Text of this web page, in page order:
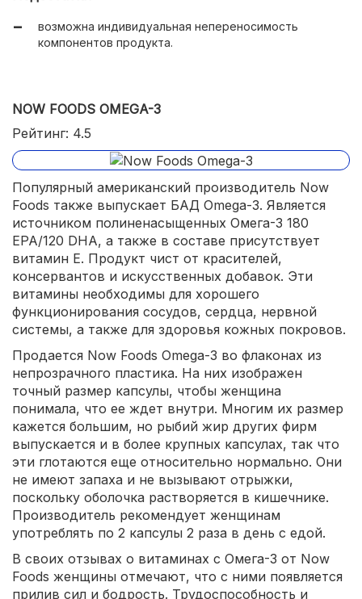
возможна индивидуальная непереносимость
компонентов продукта.
NOW FOODS OMEGA-3
Рейтинг: 4.5
Популярный американский производитель Now
Foods также выпускает БАД Omega-3. Является
источником полиненасыщенных Омега-3 180
EPA/120 DHA, а также в составе присутствует
витамин Е. Продукт чист от красителей,
консервантов и искусственных добавок. Эти
витамины необходимы для хорошего
функционирования сосудов, сердца, нервной
системы, а также для здоровья кожных покровов.
Продается Now Foods Omega-3 во флаконах из
непрозрачного пластика. На них изображен
точный размер капсулы, чтобы женщина
понимала, что ее ждет внутри. Многим их размер
кажется большим, но рыбий жир других фирм
выпускается и в более крупных капсулах, так что
эти глотаются еще относительно нормально. Они
не имеют запаха и не вызывают отрыжки,
поскольку оболочка растворяется в кишечнике.
Производитель рекомендует женщинам
употреблять по 2 капсулы 2 раза в день с едой.
В своих отзывах о витаминах с Омега-3 от Now
Foods женщины отмечают, что с ними появляется
прилив сил и бодрость. Трудоспособность и